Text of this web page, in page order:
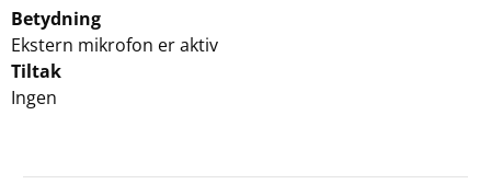
Betydning
Ekstern mikrofon er aktiv
Tiltak
Ingen